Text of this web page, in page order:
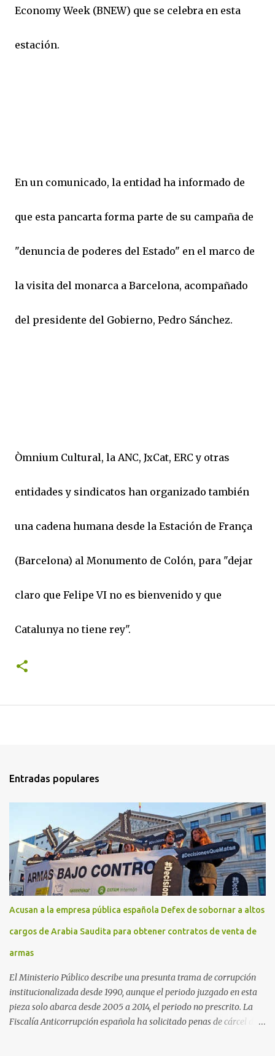
Economy Week (BNEW) que se celebra en esta
estación.
En un comunicado, la entidad ha informado de
que esta pancarta forma parte de su campaña de
"denuncia de poderes del Estado" en el marco de
la visita del monarca a Barcelona, acompañado
del presidente del Gobierno, Pedro Sánchez.
Òmnium Cultural, la ANC, JxCat, ERC y otras
entidades y sindicatos han organizado también
una cadena humana desde la Estación de França
(Barcelona) al Monumento de Colón, para "dejar
claro que Felipe VI no es bienvenido y que
Catalunya no tiene rey".
Entradas populares
Acusan a la empresa pública española Defex de sobornar a altos
cargos de Arabia Saudita para obtener contratos de venta de
armas
El Ministerio Público describe una presunta trama de corrupción
institucionalizada desde 1990, aunque el periodo juzgado en esta
pieza solo abarca desde 2005 a 2014, el periodo no prescrito. La
Fiscalía Anticorrupción española ha solicitado penas de cárcel de